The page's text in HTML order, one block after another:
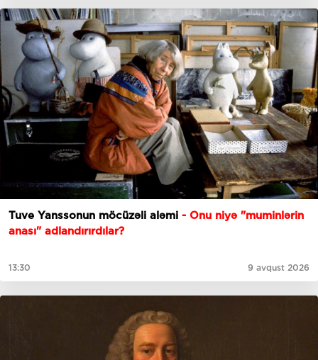
Tuve Yanssonun möcüzəli aləmi - Onu niyə "muminlərin
anası" adlandırırdılar?
13:30 9 avqust 2026